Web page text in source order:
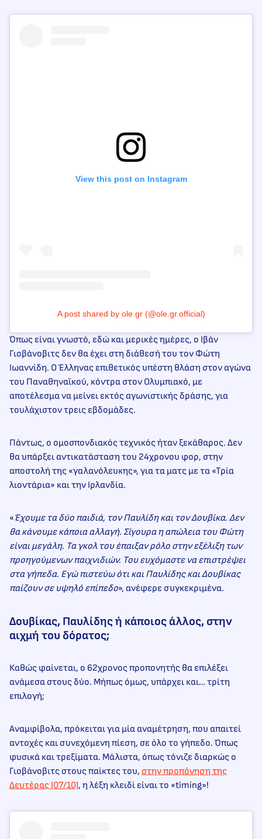
View this post on Instagram
A post shared by ole.gr (@ole.gr.official)
Όπως είναι γνωστό, εδώ και μερικές ημέρες, ο Ιβάν
Γιοβάνοβιτς δεν θα έχει στη διάθεσή του τον Φώτη
Ιωαννίδη. Ο Έλληνας επιθετικός υπέστη θλάση στον αγώνα
του Παναθηναϊκού, κόντρα στον Ολυμπιακό, με
αποτέλεσμα να μείνει εκτός αγωνιστικής δράσης, για
τουλάχιστον τρεις εβδομάδες.
Πάντως, ο ομοσπονδιακός τεχνικός ήταν ξεκάθαρος. Δεν
θα υπάρξει αντικατάσταση του 24χρονου φορ, στην
αποστολή της «γαλανόλευκης», για τα ματς με τα «Τρία
λιοντάρια» και την Ιρλανδία.
«Έχουμε τα δύο παιδιά, τον Παυλίδη και τον Δουβίκα. Δεν
θα κάνουμε κάποια αλλαγή. Σίγουρα η απώλεια του Φώτη
είναι μεγάλη. Τα γκολ του έπαιξαν ρόλο στην εξέλιξη των
προηγούμενων παιχνιδιών. Του ευχόμαστε να επιστρέψει
στα γήπεδα. Εγώ πιστεύω ότι και Παυλίδης και Δουβίκας
παίζουν σε υψηλό επίπεδο», ανέφερε συγκεκριμένα.
Δουβίκας, Παυλίδης ή κάποιος άλλος, στην
αιχμή του δόρατος;
Καθώς φαίνεται, ο 62χρονος προπονητής θα επιλέξει
ανάμεσα στους δύο. Μήπως όμως, υπάρχει και… τρίτη
επιλογή;
Αναμφίβολα, πρόκειται για μία αναμέτρηση, που απαιτεί
αντοχές και συνεχόμενη πίεση, σε όλο το γήπεδο. Όπως
φυσικά και τρεξίματα. Μάλιστα, όπως τόνιζε διαρκώς ο
Γιοβάνοβιτς στους παίκτες του, στην προπόνηση της
Δευτέρας (07/10), η λέξη κλειδί είναι το «timing»!